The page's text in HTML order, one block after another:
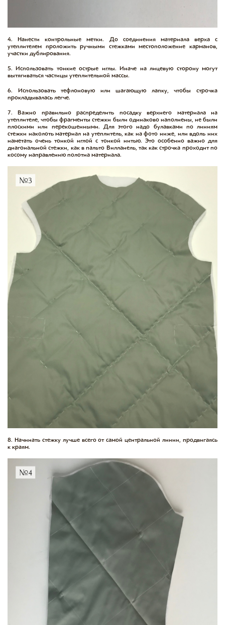
4. Нанести контрольные метки. До соединения материала верха с
утеплителем проложить ручными стежками местоположение карманов,
участки дублирования.
5. Использовать тонкие острые иглы. Иначе на лицевую сторону могут
вытягиваться частицы утеплительной массы.
6. Использовать тефлоновую или шагающую лапку, чтобы строчка
прокладывалась легче.
7. Важно правильно распределить посадку верхнего материала на
утеплителе, чтобы фрагменты стежки были одинаково наполнены, не были
плоскими или перекошенными. Для этого надо булавками по линиям
стежки наколоть материал на утеплитель, как на фото ниже, или вдоль них
наметать очень тонкой иглой с тонкой нитью. Это особенно важно для
диагональной стежки, как в пальто Вилланель, так как строчка проходит по
косому направлению полотна материала.
8. Начинать стежку лучше всего от самой центральной линии, продвигаясь
к краям.